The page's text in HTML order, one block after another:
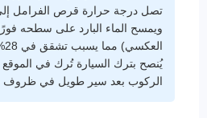
ويمسح الماء البارد على سطحه
الركوب بعد سير طويل في ظروف